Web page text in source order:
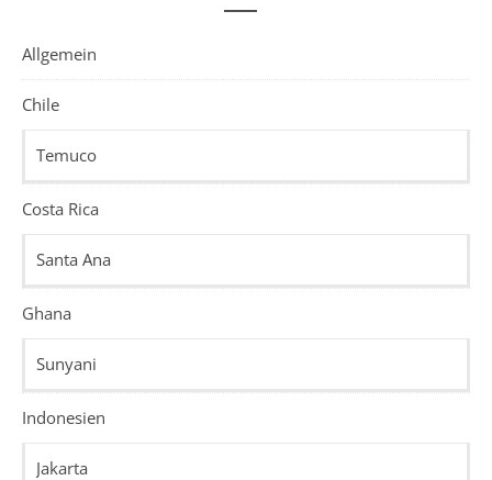
Allgemein
Chile
Temuco
Costa Rica
Santa Ana
Ghana
Sunyani
Indonesien
Jakarta